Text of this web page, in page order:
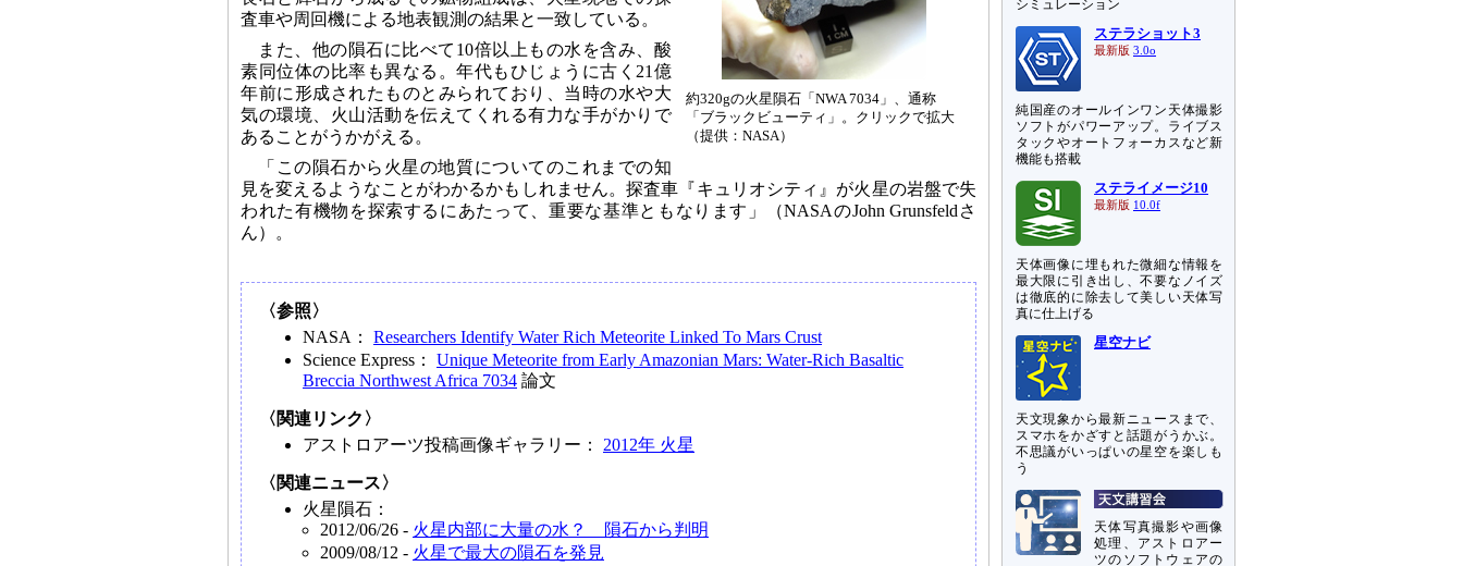
約320gの火星隕石「NWA 7034」、通称
「ブラックビューティ」。クリックで拡大
（提供：NASA）
査車や周回機による地表観測の結果と一致している。
また、他の隕石に比べて10倍以上もの水を含み、酸
素同位体の比率も異なる。年代もひじょうに古く21億
年前に形成されたものとみられており、当時の水や大
気の環境、火山活動を伝えてくれる有力な手がかりで
あることがうかがえる。
「この隕石から火星の地質についてのこれまでの知
見を変えるようなことがわかるかもしれません。探査車『キュリオシティ』が火星の岩盤で失
われた有機物を探索するにあたって、重要な基準ともなります」（NASAのJohn Grunsfeldさ
ん）。
〈参照〉
NASA： Researchers Identify Water Rich Meteorite Linked To Mars Crust
Science Express： Unique Meteorite from Early Amazonian Mars: Water-Rich Basaltic
Breccia Northwest Africa 7034 論文
〈関連リンク〉
アストロアーツ投稿画像ギャラリー： 2012年 火星
〈関連ニュース〉
火星隕石：
2012/06/26 - 火星内部に大量の水？ 隕石から判明
2009/08/12 - 火星で最大の隕石を発見
シミュレーション
ステラショット3
最新版 3.0o
純国産のオールインワン天体撮影
ソフトがパワーアップ。ライブス
タックやオートフォーカスなど新
機能も搭載
ステライメージ10
最新版 10.0f
天体画像に埋もれた微細な情報を
最大限に引き出し、不要なノイズ
は徹底的に除去して美しい天体写
真に仕上げる
星空ナビ
天文現象から最新ニュースまで、
スマホをかざすと話題がうかぶ。
不思議がいっぱいの星空を楽しも
う
天体写真撮影や画像
処理、アストロアー
ツのソフトウェアの